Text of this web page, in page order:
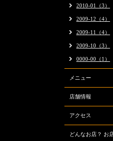
2010-01（3）
2009-12（4）
2009-11（4）
2009-10（3）
0000-00（1）
メニュー
店舗情報
アクセス
どんなお店？ お